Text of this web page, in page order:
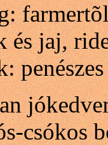
és jaj,
csókos